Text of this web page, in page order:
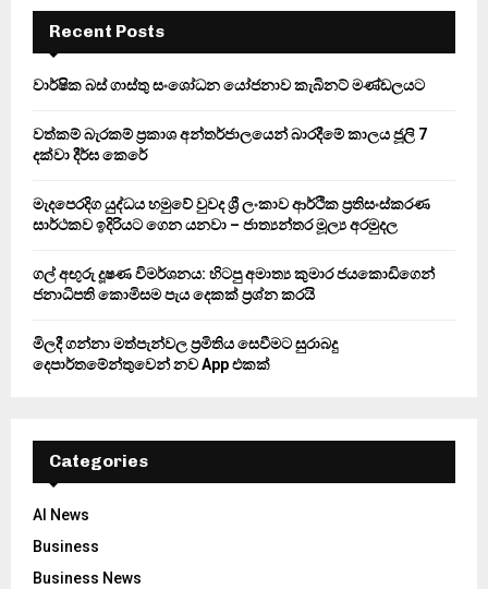
f
r
E
A
Recent Posts
වාර්ෂික බස් ගාස්තු සංශෝධන යෝජනාව කැබිනට් මණ්ඩලයට
වත්කම් බැරකම් ප්‍රකාශ අන්තර්ජාලයෙන් බාරදීමේ කාලය ජූලි 7
දක්වා දීර්ඝ කෙරේ
මැදපෙරදිග යුද්ධය හමුවේ වුවද ශ්‍රී ලංකාව ආර්ථික ප්‍රතිසංස්කරණ
සාර්ථකව ඉදිරියට ගෙන යනවා – ජාත්‍යන්තර මූල්‍ය අරමුදල
ගල් අඟුරු දූෂණ විමර්ශනය: හිටපු අමාත්‍ය කුමාර ජයකොඩිගෙන්
ජනාධිපති කොමිසම පැය දෙකක් ප්‍රශ්න කරයි
මිලදී ගන්නා මත්පැන්වල ප්‍රමිතිය සෙවීමට සුරාබදු
දෙපාර්තමේන්තුවෙන් නව App එකක්
Categories
AI News
Business
Business News